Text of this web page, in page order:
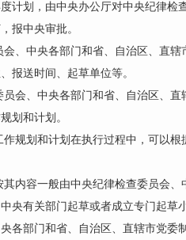
划，由中央办公厅对中央纪律检
报中央审批。
中央各部门和省、自治区、直辖
报送时间、起草单位等。
、中央各部门和省、自治区、直
划和计划。
划和计划在执行过程中，可以根
容一般由中央纪律检查委员会、
央有关部门起草或者成立专门起草
部门和省、自治区、直辖市党委